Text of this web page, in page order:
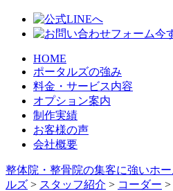
HOME
ポータルズの強み
料金・サービス内容
オプション案内
制作実績
お客様の声
会社概要
整体院・整骨院の集客に強いホ
ルズ > スタッフ紹介 > コーダー >